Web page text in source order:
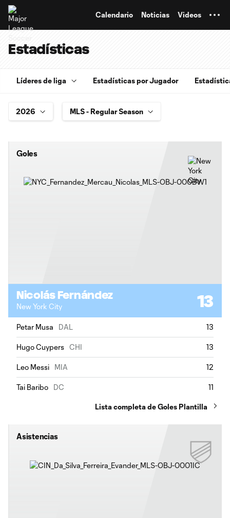
Calendario Noticias Videos
Estadísticas
Líderes de liga Estadísticas por Jugador
Goles
Nicolás Fernández
New York City 13
Petar Musa DAL 13
Hugo Cuypers CHI 13
Leo Messi MIA 12
Tai Baribo DC 11
Lista completa de Goles Plantilla
Asistencias